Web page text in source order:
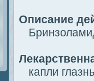
Описание
капли